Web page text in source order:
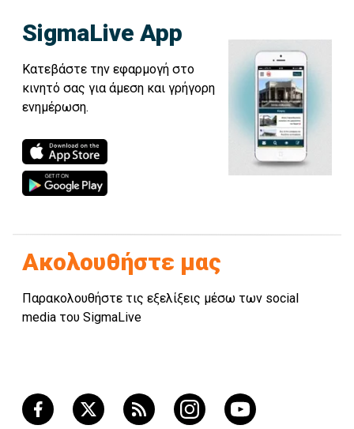
SigmaLive App
Κατεβάστε την εφαρμογή στο
κινητό σας για άμεση και γρήγορη
ενημέρωση.
Ακολουθήστε μας
Παρακολουθήστε τις εξελίξεις μέσω των social
media του SigmaLive